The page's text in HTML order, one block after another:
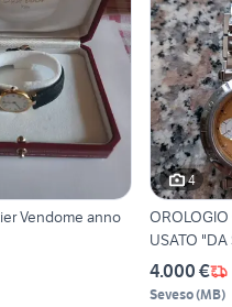
Vendome anno
4
OROLOGIO
USATO "DA
4.000 €
Seveso(MB)